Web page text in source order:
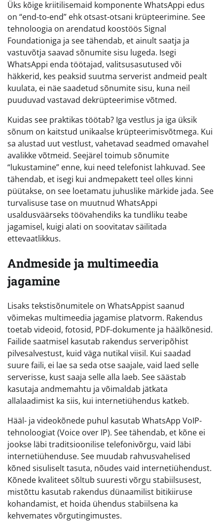
Üks kõige kriitilisemaid komponente WhatsAppi edus
on “end-to-end” ehk otsast-otsani krüpteerimine. See
tehnoloogia on arendatud koostöös Signal
Foundationiga ja see tähendab, et ainult saatja ja
vastuvõtja saavad sõnumite sisu lugeda. Isegi
WhatsAppi enda töötajad, valitsusasutused või
häkkerid, kes peaksid suutma serverist andmeid pealt
kuulata, ei näe saadetud sõnumite sisu, kuna neil
puuduvad vastavad dekrüpteerimise võtmed.
Kuidas see praktikas töötab? Iga vestlus ja iga üksik
sõnum on kaitstud unikaalse krüpteerimisvõtmega. Kui
sa alustad uut vestlust, vahetavad seadmed omavahel
avalikke võtmeid. Seejärel toimub sõnumite
“lukustamine” enne, kui need telefonist lahkuvad. See
tähendab, et isegi kui andmepakett teel olles kinni
püütakse, on see loetamatu juhuslike märkide jada. See
turvalisuse tase on muutnud WhatsAppi
usaldusväärseks töövahendiks ka tundliku teabe
jagamisel, kuigi alati on soovitatav säilitada
ettevaatlikkus.
Andmeside ja multimeedia
jagamine
Lisaks tekstisõnumitele on WhatsAppist saanud
võimekas multimeedia jagamise platvorm. Rakendus
toetab videoid, fotosid, PDF-dokumente ja häälkõnesid.
Failide saatmisel kasutab rakendus serveripõhist
pilvesalvestust, kuid väga nutikal viisil. Kui saadad
suure faili, ei lae sa seda otse saajale, vaid laed selle
serverisse, kust saaja selle alla laeb. See säästab
kasutaja andmemahtu ja võimaldab jätkata
allalaadimist ka siis, kui internetiühendus katkeb.
Hääl- ja videokõnede puhul kasutab WhatsApp VoIP-
tehnoloogiat (Voice over IP). See tähendab, et kõne ei
jookse läbi traditsioonilise telefonivõrgu, vaid läbi
internetiühenduse. See muudab rahvusvahelised
kõned sisuliselt tasuta, nõudes vaid internetiühendust.
Kõnede kvaliteet sõltub suuresti võrgu stabiilsusest,
mistõttu kasutab rakendus dünaamilist bitikiiruse
kohandamist, et hoida ühendus stabiilsena ka
kehvemates võrgutingimustes.